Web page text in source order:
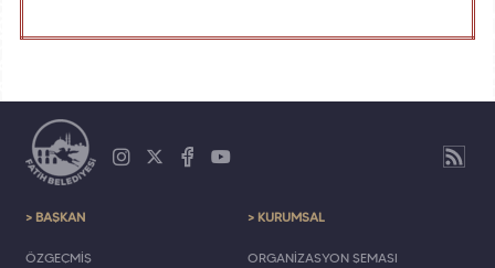
> BAŞKAN
ÖZGEÇMİŞ
> KURUMSAL
ORGANİZASYON ŞEMASI